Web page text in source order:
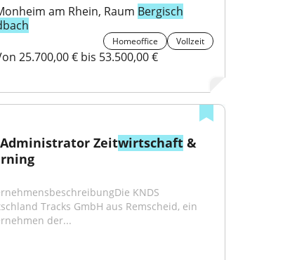
am Rhein, Raum Bergisch
Homeoffice Vollzeit
25.700,00 € bis 53.500,00 €
Administrator Zeitwirtschaft &
KNDS
Tracks GmbH aus Remscheid, ein
der...